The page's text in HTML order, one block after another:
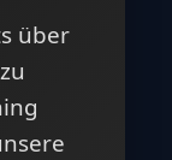
über